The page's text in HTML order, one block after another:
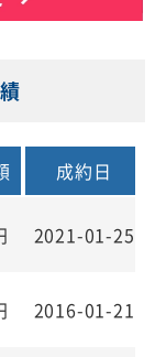
成約日
2021-01-25
2016-01-21